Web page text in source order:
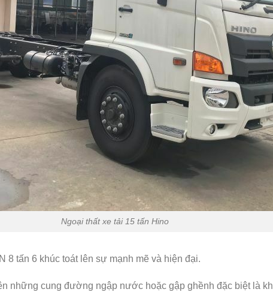
Ngoại thất xe tải 15 tấn Hino
8 tấn 6 khúc toát lên sự mạnh mẽ và hiện đại.
những cung đường ngập nước hoặc gập ghềnh đặc biệt là